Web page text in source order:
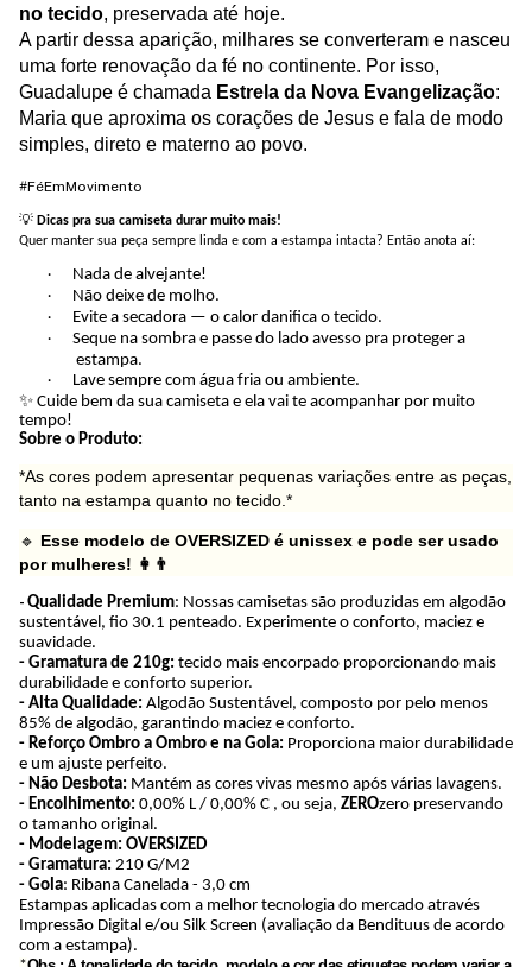
no tecido, preservada até hoje.
A partir dessa aparição, milhares se converteram e nasceu
uma forte renovação da fé no continente. Por isso,
Guadalupe é chamada Estrela da Nova Evangelização:
Maria que aproxima os corações de Jesus e fala de modo
simples, direto e materno ao povo.
#FéEmMovimento
💡 Dicas pra sua camiseta durar muito mais!
Quer manter sua peça sempre linda e com a estampa intacta? Então anota aí:
· Nada de alvejante!
· Não deixe de molho.
· Evite a secadora — o calor danifica o tecido.
·
Seque na sombra e passe do lado avesso pra proteger a
estampa.
· Lave sempre com água fria ou ambiente.
✨ Cuide bem da sua camiseta e ela vai te acompanhar por muito
tempo!
Sobre o Produto:
*As cores podem apresentar pequenas variações entre as peças,
tanto na estampa quanto no tecido.*
🔹 Esse modelo de OVERSIZED é unissex e pode ser usado
por mulheres! 👩👨
- Qualidade Premium: Nossas camisetas são produzidas em algodão
sustentável, fio 30.1 penteado. Experimente o conforto, maciez e
suavidade.
- Gramatura de 210g: tecido mais encorpado proporcionando mais
durabilidade e conforto superior.
- Alta Qualidade: Algodão Sustentável, composto por pelo menos
85% de algodão, garantindo maciez e conforto.
- Reforço Ombro a Ombro e na Gola: Proporciona maior durabilidade
e um ajuste perfeito.
- Não Desbota: Mantém as cores vivas mesmo após várias lavagens.
- Encolhimento: 0,00% L / 0,00% C , ou seja, ZEROzero preservando
o tamanho original.
- Modelagem: OVERSIZED
- Gramatura: 210 G/M2
- Gola: Ribana Canelada - 3,0 cm
Estampas aplicadas com a melhor tecnologia do mercado através
Impressão Digital e/ou Silk Screen (avaliação da Bendituus de acordo
com a estampa).